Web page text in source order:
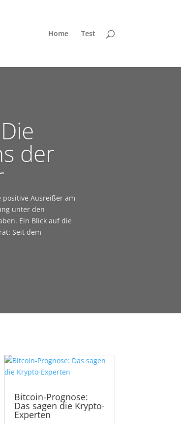
Home Test
der
positive Ausreißer am
unter den
Ein Blick auf die
Seit dem
Bitcoin-Prognose:
Das sagen die Krypto-
Experten